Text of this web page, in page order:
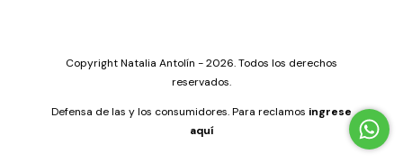
Copyright Natalia Antolín - 2026. Todos los derechos
reservados.
Defensa de las y los consumidores. Para reclamos ingrese
aquí